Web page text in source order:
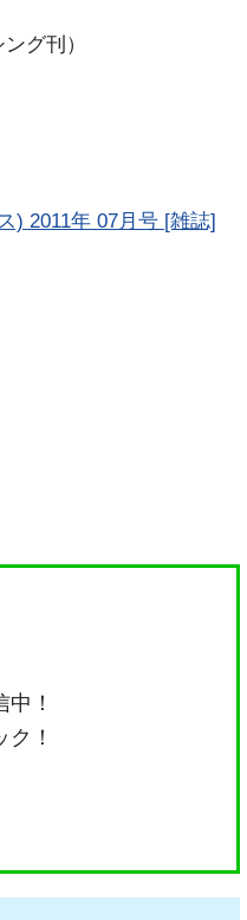
グ刊）
) 2011年 07月号 [雑誌]
！
！